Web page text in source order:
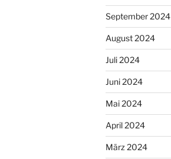
September 2024
August 2024
Juli 2024
Juni 2024
Mai 2024
April 2024
März 2024